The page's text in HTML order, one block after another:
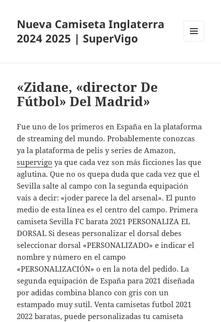
Nueva Camiseta Inglaterra
2024 2025 | SuperVigo
«Zidane, «director De
Fútbol» Del Madrid»
Fue uno de los primeros en España en la plataforma
de streaming del mundo. Probablemente conozcas
ya la plataforma de pelis y series de Amazon,
supervigo ya que cada vez son más ficciones las que
aglutina. Que no os quepa duda que cada vez que el
Sevilla salte al campo con la segunda equipación
vais a decir: «joder parece la del arsenal». El punto
medio de esta línea es el centro del campo. Primera
camiseta Sevilla FC barata 2021 PERSONALIZA EL
DORSAL Si deseas personalizar el dorsal debes
seleccionar dorsal «PERSONALIZADO» e indicar el
nombre y número en el campo
«PERSONALIZACIÓN» o en la nota del pedido. La
segunda equipación de España para 2021 diseñada
por adidas combina blanco con gris con un
estampado muy sutil. Venta camisetas futbol 2021
2022 baratas, puede personalizadas tu camiseta